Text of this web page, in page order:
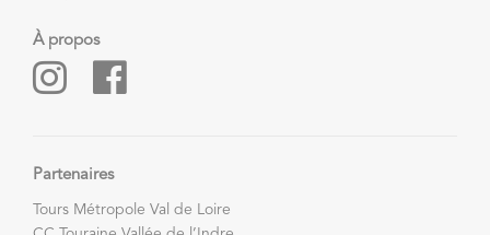
À propos
Partenaires
Tours Métropole Val de Loire